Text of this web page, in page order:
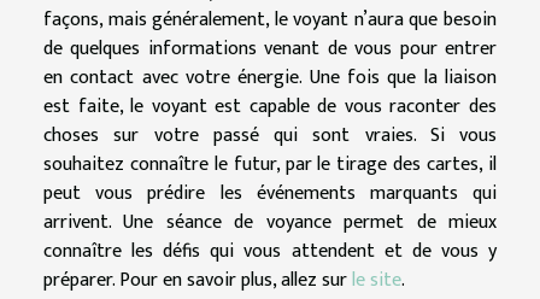
façons, mais généralement, le voyant n’aura que besoin
de quelques informations venant de vous pour entrer
en contact avec votre énergie. Une fois que la liaison
est faite, le voyant est capable de vous raconter des
choses sur votre passé qui sont vraies. Si vous
souhaitez connaître le futur, par le tirage des cartes, il
peut vous prédire les événements marquants qui
arrivent. Une séance de voyance permet de mieux
connaître les défis qui vous attendent et de vous y
préparer. Pour en savoir plus, allez surle site.